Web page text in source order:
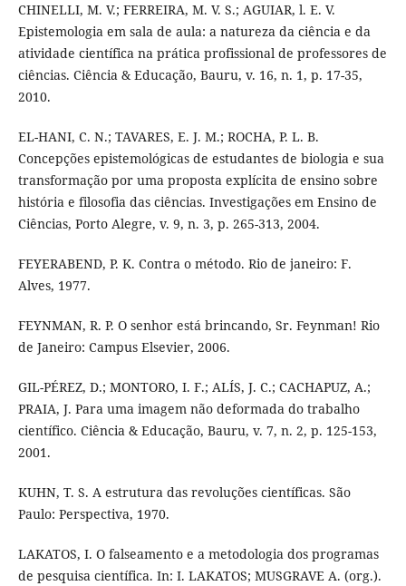
CHINELLI, M. V.; FERREIRA, M. V. S.; AGUIAR, l. E. V.
Epistemologia em sala de aula: a natureza da ciência e da
atividade científica na prática profissional de professores de
ciências. Ciência & Educação, Bauru, v. 16, n. 1, p. 17-35,
2010.
EL-HANI, C. N.; TAVARES, E. J. M.; ROCHA, P. L. B.
Concepções epistemológicas de estudantes de biologia e sua
transformação por uma proposta explícita de ensino sobre
história e filosofia das ciências. Investigações em Ensino de
Ciências, Porto Alegre, v. 9, n. 3, p. 265-313, 2004.
FEYERABEND, P. K. Contra o método. Rio de janeiro: F.
Alves, 1977.
FEYNMAN, R. P. O senhor está brincando, Sr. Feynman! Rio
de Janeiro: Campus Elsevier, 2006.
GIL-PÉREZ, D.; MONTORO, I. F.; ALÍS, J. C.; CACHAPUZ, A.;
PRAIA, J. Para uma imagem não deformada do trabalho
científico. Ciência & Educação, Bauru, v. 7, n. 2, p. 125-153,
2001.
KUHN, T. S. A estrutura das revoluções científicas. São
Paulo: Perspectiva, 1970.
LAKATOS, I. O falseamento e a metodologia dos programas
de pesquisa científica. In: I. LAKATOS; MUSGRAVE A. (org.).